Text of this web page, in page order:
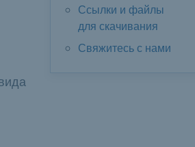
Ссылки и файлы
для скачивания
Свяжитесь с нами